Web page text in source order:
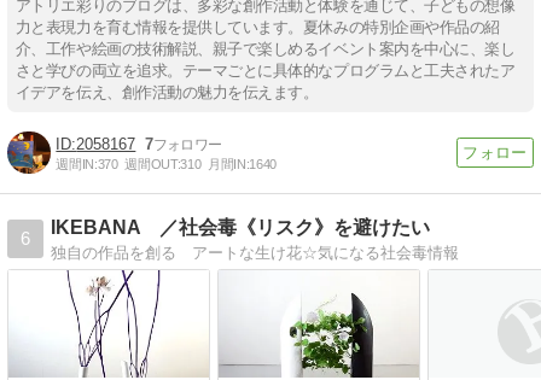
アトリエ彩りのブログは、多彩な創作活動と体験を通じて、子どもの想像
力と表現力を育む情報を提供しています。夏休みの特別企画や作品の紹
介、工作や絵画の技術解説、親子で楽しめるイベント案内を中心に、楽し
さと学びの両立を追求。テーマごとに具体的なプログラムと工夫されたア
イデアを伝え、創作活動の魅力を伝えます。
2058167 7
週間IN:370 週間OUT:310 月間IN:1640
6
IKEBANA ／社会毒《リスク》を避けたい
独自の作品を創る アートな生け花☆気になる社会毒情報